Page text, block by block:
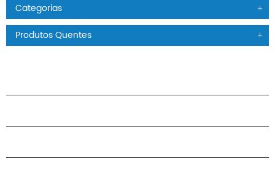
Categorias
Produtos Quentes